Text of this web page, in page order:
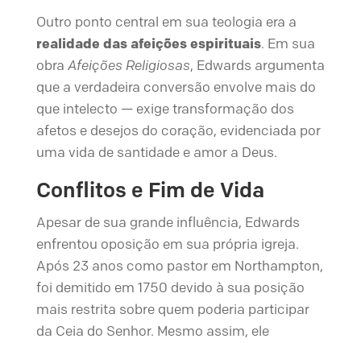
Outro ponto central em sua teologia era a
realidade das afeições espirituais. Em sua
obra Afeições Religiosas, Edwards argumenta
que a verdadeira conversão envolve mais do
que intelecto — exige transformação dos
afetos e desejos do coração, evidenciada por
uma vida de santidade e amor a Deus.
Conflitos e Fim de Vida
Apesar de sua grande influência, Edwards
enfrentou oposição em sua própria igreja.
Após 23 anos como pastor em Northampton,
foi demitido em 1750 devido à sua posição
mais restrita sobre quem poderia participar
da Ceia do Senhor. Mesmo assim, ele